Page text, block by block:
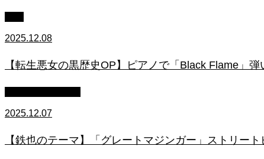
2025.12.08
【転生悪女の黒歴史OP】ピアノで「Black Flame」
2025.12.07
【鉄也のテーマ】「グレートマジンガー」ストリー